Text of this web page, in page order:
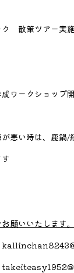
散策ツアー実施
ークショップ開
い時は、鹿鍋/
願いいたします。